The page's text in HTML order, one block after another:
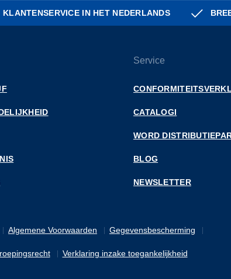
KLANTENSERVICE IN HET NEDERLANDS
Service
CATALOGI
WORD
BLOG
NEWSLETTER
Algemene Voorwaarden Gegevensbescherming
Verklaring inzake toegankelijkheid